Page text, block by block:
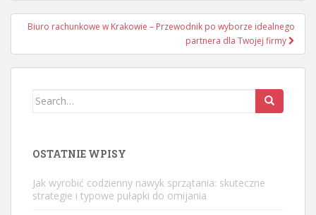
Biuro rachunkowe w Krakowie – Przewodnik po wyborze idealnego
partnera dla Twojej firmy
Search
OSTATNIE WPISY
Jak wyrobić codzienny nawyk sprzątania: skuteczne
strategie i typowe pułapki do omijania